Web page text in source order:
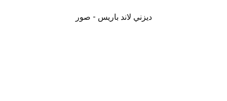
ديزني لاند باريس - صور